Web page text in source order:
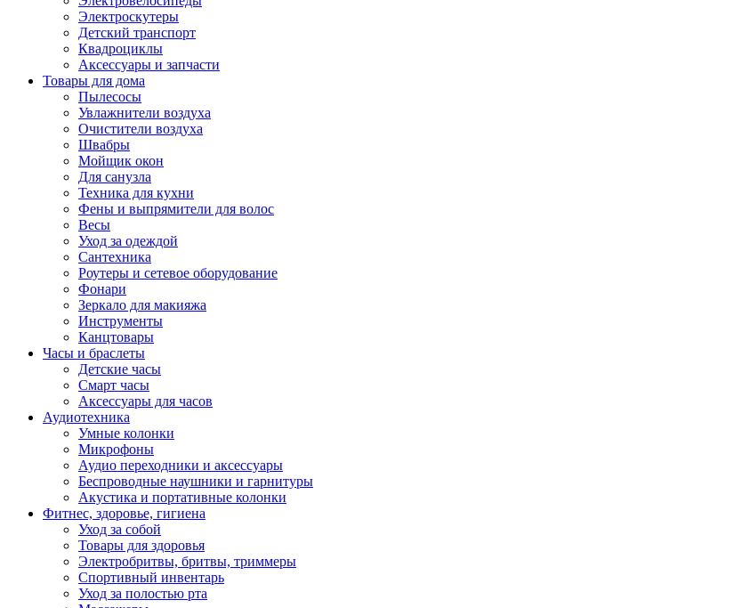
Электроскутеры
Детский транспорт
Квадроциклы
Аксессуары и запчасти
Товары для дома
Пылесосы
Увлажнители воздуха
Очистители воздуха
Швабры
Мойщик окон
Для санузла
Техника для кухни
Фены и выпрямители для волос
Весы
Уход за одеждой
Сантехника
Роутеры и сетевое оборудование
Фонари
Зеркало для макияжа
Инструменты
Канцтовары
Часы и браслеты
Детские часы
Смарт часы
Аксессуары для часов
Аудиотехника
Умные колонки
Микрофоны
Аудио переходники и аксессуары
Беспроводные наушники и гарнитуры
Акустика и портативные колонки
Фитнес, здоровье, гигиена
Уход за собой
Товары для здоровья
Электробритвы, бритвы, триммеры
Спортивный инвентарь
Уход за полостью рта